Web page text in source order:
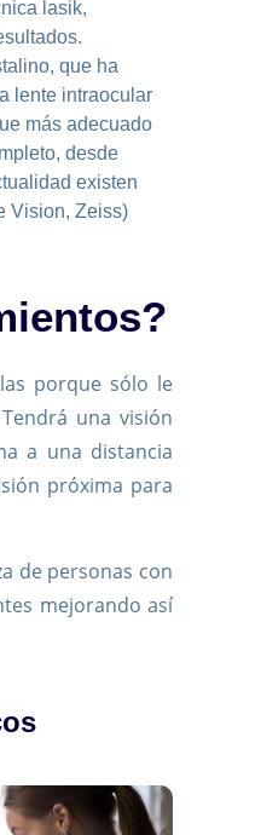
lasik,
que ha
lente intraocular
más adecuado
desde
existen
Vision, Zeiss)
porque sólo le
una visión
a una distancia
próxima para
de personas con
mejorando así